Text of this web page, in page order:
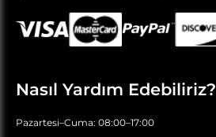
Nasıl Yardım Edebiliriz?
Pazartesi–Cuma: 08:00–17:00